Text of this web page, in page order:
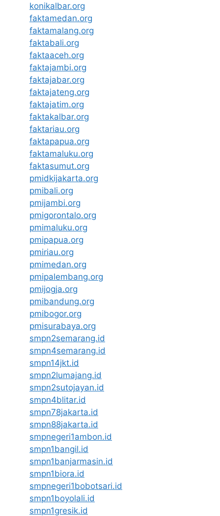
konikalbar.org
faktamedan.org
faktamalang.org
faktabali.org
faktaaceh.org
faktajambi.org
faktajabar.org
faktajateng.org
faktajatim.org
faktakalbar.org
faktariau.org
faktapapua.org
faktamaluku.org
faktasumut.org
pmidkijakarta.org
pmibali.org
pmijambi.org
pmigorontalo.org
pmimaluku.org
pmipapua.org
pmiriau.org
pmimedan.org
pmipalembang.org
pmijogja.org
pmibandung.org
pmibogor.org
pmisurabaya.org
smpn2semarang.id
smpn4semarang.id
smpn14jkt.id
smpn2lumajang.id
smpn2sutojayan.id
smpn4blitar.id
smpn78jakarta.id
smpn88jakarta.id
smpnegeri1ambon.id
smpn1bangil.id
smpn1banjarmasin.id
smpn1biora.id
smpnegeri1bobotsari.id
smpn1boyolali.id
smpn1gresik.id